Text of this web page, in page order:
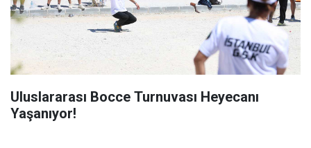
Uluslararası Bocce Turnuvası Heyecanı
Yaşanıyor!